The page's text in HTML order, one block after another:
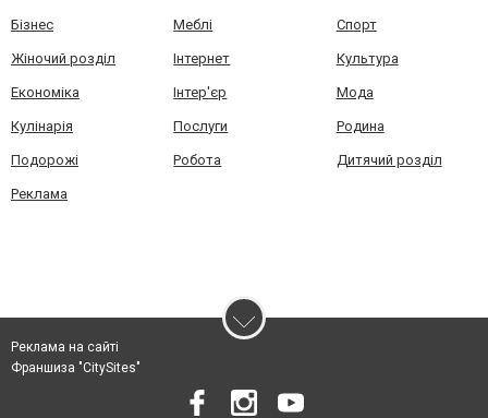
Бізнес Меблі Спорт
Жіночий розділ Інтернет Культура
Економіка Інтер'єр Мода
Кулінарія Послуги Родина
Подорожі Робота Дитячий розділ
Реклама
Реклама на сайті
Франшиза "CitySites"